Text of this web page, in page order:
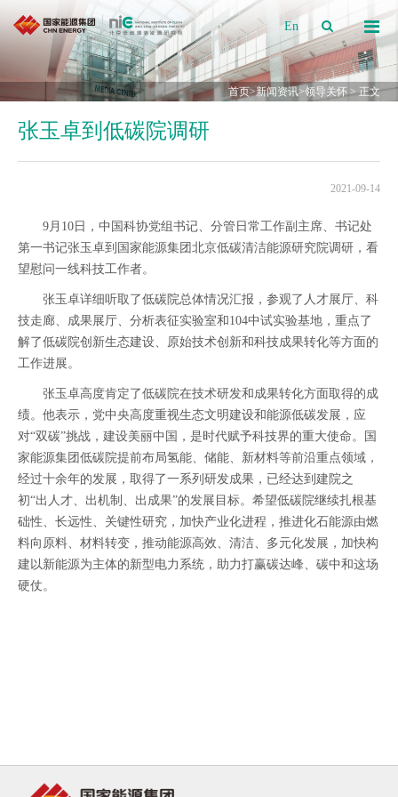
En
首页>新闻资讯>领导关怀 > 正文
张玉卓到低碳院调研
2021-09-14
9月10日，中国科协党组书记、分管日常工作副主席、书记处
第一书记张玉卓到国家能源集团北京低碳清洁能源研究院调研，看
望慰问一线科技工作者。
张玉卓详细听取了低碳院总体情况汇报，参观了人才展厅、科
技走廊、成果展厅、分析表征实验室和104中试实验基地，重点了
解了低碳院创新生态建设、原始技术创新和科技成果转化等方面的
工作进展。
张玉卓高度肯定了低碳院在技术研发和成果转化方面取得的成
绩。他表示，党中央高度重视生态文明建设和能源低碳发展，应
对“双碳”挑战，建设美丽中国，是时代赋予科技界的重大使命。国
家能源集团低碳院提前布局氢能、储能、新材料等前沿重点领域，
经过十余年的发展，取得了一系列研发成果，已经达到建院之
初“出人才、出机制、出成果”的发展目标。希望低碳院继续扎根基
础性、长远性、关键性研究，加快产业化进程，推进化石能源由燃
料向原料、材料转变，推动能源高效、清洁、多元化发展，加快构
建以新能源为主体的新型电力系统，助力打赢碳达峰、碳中和这场
硬仗。